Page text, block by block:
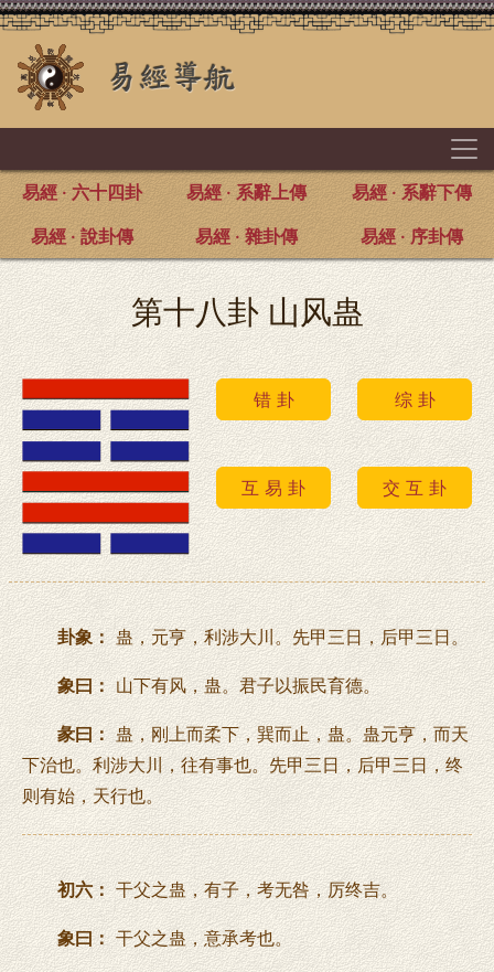
易經 · 六十四卦 易經 · 系辭上傳
易經 · 系辭下傳
易經 · 說卦傳
易經 · 雜卦傳 易經 · 序卦傳
第十八卦 山风蛊
错 卦 综 卦
互 易 卦 交 互 卦
卦象：蛊，元亨，利涉大川。先甲三日，后甲三日。
象曰：山下有风，蛊。君子以振民育德。
彖曰：蛊，刚上而柔下，巽而止，蛊。蛊元亨，而天
下治也。利涉大川，往有事也。先甲三日，后甲三日，终
则有始，天行也。
初六：干父之蛊，有子，考无咎，厉终吉。
象曰：干父之蛊，意承考也。